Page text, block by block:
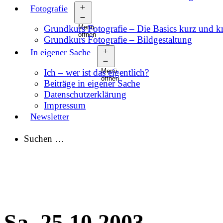
Fotografie
Menü
öffnen
Grundkurs Fotografie – Die Basics kurz und
Grundkurs Fotografie – Bildgestaltung
In eigener Sache
Menü
öffnen
Ich – wer ist das eigentlich?
Beiträge in eigener Sache
Datenschutzerklärung
Impressum
Newsletter
Suchen …